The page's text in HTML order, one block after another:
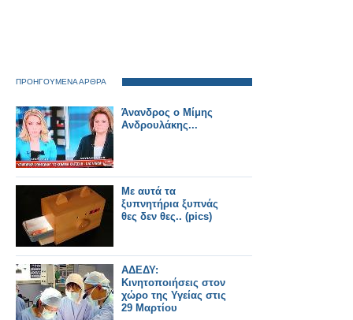
ΠΡΟΗΓΟΥΜΕΝΑ ΑΡΘΡΑ
Άνανδρος ο Μίμης
Ανδρουλάκης...
Με αυτά τα
ξυπνητήρια ξυπνάς
θες δεν θες.. (pics)
ΑΔΕΔΥ:
Κινητοποιήσεις στον
χώρο της Υγείας στις
29 Μαρτίου